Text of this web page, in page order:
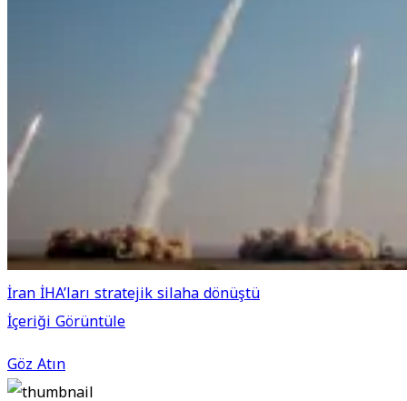
İran İHA’ları stratejik silaha dönüştü
İçeriği Görüntüle
Göz Atın